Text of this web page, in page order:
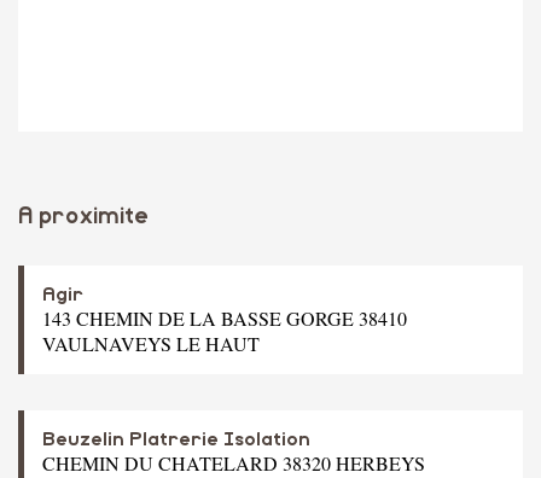
A proximite
Agir
143 CHEMIN DE LA BASSE GORGE 38410
VAULNAVEYS LE HAUT
Beuzelin Platrerie Isolation
CHEMIN DU CHATELARD 38320 HERBEYS